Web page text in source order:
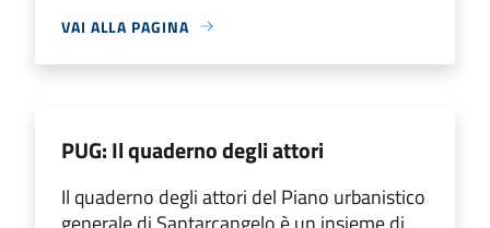
VAI ALLA PAGINA
PUG: Il quaderno degli attori
Il quaderno degli attori del Piano urbanistico